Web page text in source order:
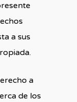
a sus
a
de los